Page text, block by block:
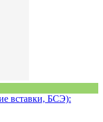
вставки, БСЭ):